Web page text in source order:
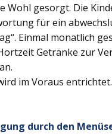
Wohl gesorgt. Die
für ein
Einmal monatlich
Getränke zur
im Voraus entrichtet.
durch den